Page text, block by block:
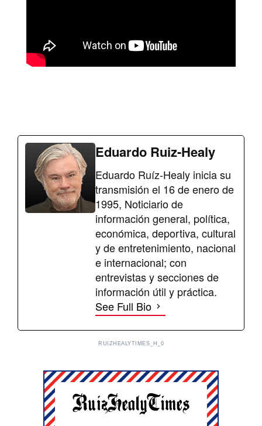
Eduardo Ruiz-Healy
Eduardo Ruíz-Healy inicia su
transmisión el 16 de enero de
1995, Noticiario de
información general, política,
económica, deportiva, cultural
y de entretenimiento, nacional
e internacional; con
entrevistas y secciones de
información útil y práctica.
See Full Bio
RUIZHEALYTIMES_H_0